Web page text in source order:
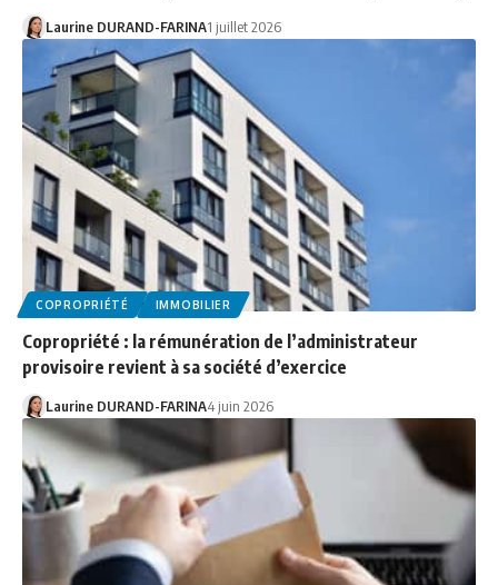
Laurine DURAND-FARINA1 juillet 2026
COPROPRIÉTÉ IMMOBILIER
Copropriété : la rémunération de l’administrateur
provisoire revient à sa société d’exercice
Laurine DURAND-FARINA4 juin 2026